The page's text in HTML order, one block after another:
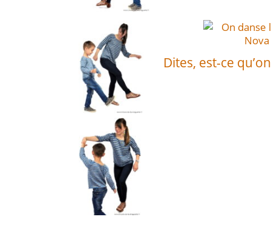
Dites, est-ce